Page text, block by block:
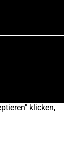
klicken,